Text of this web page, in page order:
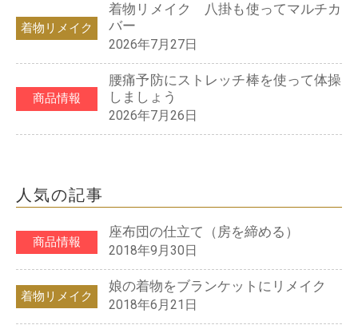
着物リメイク
着物リメイク 八掛も使ってマルチカ
バー
2026年7月27日
商品情報
腰痛予防にストレッチ棒を使って体操
しましょう
2026年7月26日
人気の記事
商品情報
座布団の仕立て（房を締める）
2018年9月30日
着物リメイク
娘の着物をブランケットにリメイク
2018年6月21日